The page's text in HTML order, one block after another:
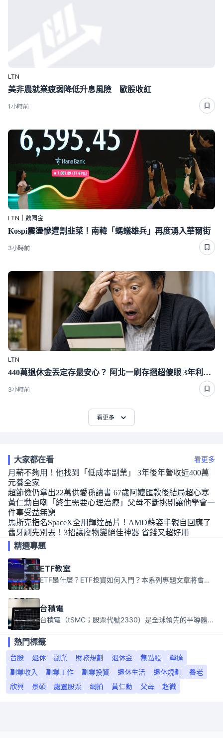
LTN
美非農就業疲弱降低升息風險 歐股收紅
1小時前
LTN｜魏國金
Kospi震盪慘遭割韭菜！南韓「螞蟻雄兵」再度湧入華爾街
3小時前
LTN
440萬退休金丟定存最安心？ 阿北一刷存摺超傻眼 3年利息僅1千多
3小時前
看更多
大家都在看 看更多
月薪不夠用！他找到「低成本副業」 3年後年營收近400萬
元養全家
超節儉仍拿出22萬供愛孫讀書 67歲阿嬤匯款後結局超心寒
黃仁勳自嘲「終生需要心理治療」父母不斷挑剔讓他學會一
件事受益無窮
馬斯克指名SpaceX全用輝達晶片！AMD蘇姿丰親自回應了
舊牙刷先別丟！3招讓廢物變絕佳神器 省錢又超好用
精選專題
ETF教室
ETF是什麼？ETF投資如何入門？本系列專題文章將會告訴你新手必須知道的ETF基礎知識。
台積電
台積電（tSMC；股票代號2330）是全球領先的半導體代工公司，成立於1987年，總部位於台灣新竹。且已於美國、日本、德國及中國設廠，台積電是全球首家專業積體電路製造服務公司，也是全球最先進和最大規模的半導體代工廠。
熱門標籤
台股
退休 副業 財務規劃 退休金 焦點股
輝達
副業收入
副業工作 副業投資 退休生活 退休規劃
養老
欣興
景碩 處置股票 網拍 黃仁勳 父母 超微